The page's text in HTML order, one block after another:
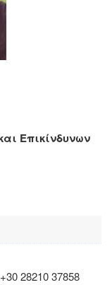
Επικίνδυνων
+30 28210 37858